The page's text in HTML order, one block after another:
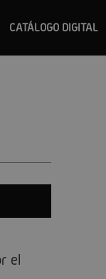
CATÁLOGO DIGITAL
el